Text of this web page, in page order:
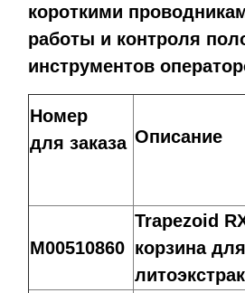
короткими
работы и контроля
инструментов
Номер
для заказа Описание
M00510860
Trapezoid
корзина для